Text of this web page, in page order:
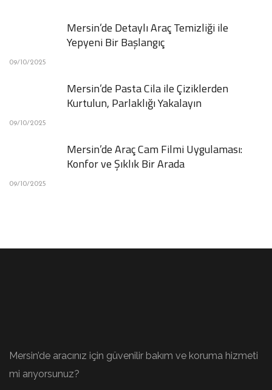
Mersin’de Detaylı Araç Temizliği ile
Yepyeni Bir Başlangıç
09/10/2025
Mersin’de Pasta Cila ile Çiziklerden
Kurtulun, Parlaklığı Yakalayın
09/10/2025
Mersin’de Araç Cam Filmi Uygulaması:
Konfor ve Şıklık Bir Arada
09/10/2025
Mersin’de aracınız için güvenilir bakım ve koruma hizmeti
mi arıyorsunuz?